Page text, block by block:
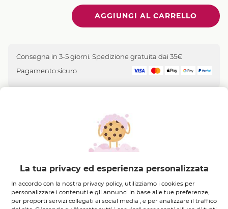
Consegna in 3-5 giorni. Spedizione gratuita dai 35€
Pagamento sicuro
Complesso Vegetale
Vegetale
Carpobrotus Edulis
Descrizione
La tua privacy ed esperienza personalizzata
In accordo con la nostra privacy policy, utilizziamo i cookies per
personalizzare i contenuti e gli annunci in base alle tue preferenze,
per proporti servizi collegati ai social media , e per analizzare il traffico